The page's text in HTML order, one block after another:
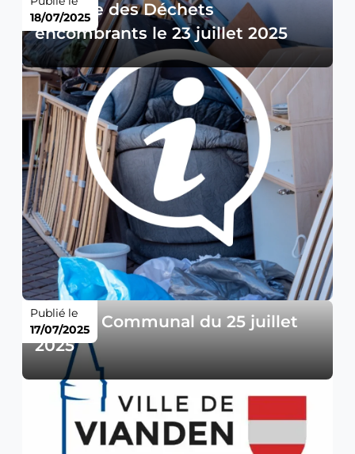
Collecte des Déchets
encombrants le 23 juillet 2025
18/07/2025
Conseil Communal du 25 juillet
2025
Publié le
17/07/2025